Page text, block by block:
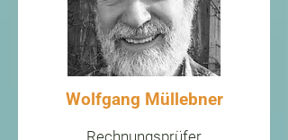
Wolfgang Müllebner
Rechnungsprüfer